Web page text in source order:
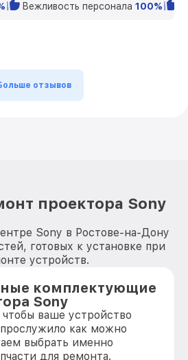
Вежливость персонала 100%
отзывов
проектора Sony
Sony в Ростове-на-Дону
готовых к установке при
устройств.
комплектующие
Sony
ваше устройство
как можно
выбрать именно
для ремонта.